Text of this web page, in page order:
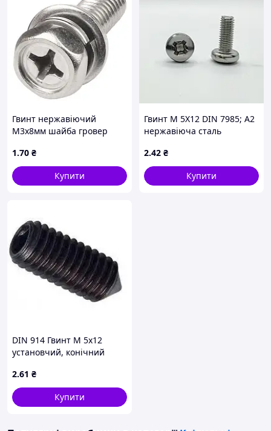
Гвинт нержавіючий
М3х8мм шайба гровер
1.70 ₴
Купити
Гвинт М 5Х12 DIN 7985; А2
нержавіюча сталь
2.42 ₴
Купити
DIN 914 Гвинт М 5х12
установчий, конічний
2.61 ₴
Купити